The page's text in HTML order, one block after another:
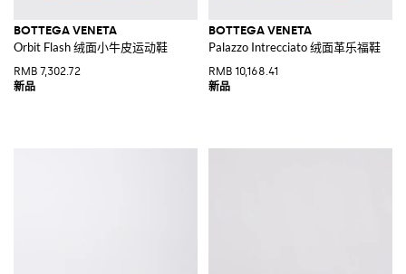
BOTTEGA VENETA
Orbit Flash 绒面小牛皮运动鞋
RMB 7,302.72
BOTTEGA VENETA
Palazzo Intrecciato 绒面革乐福鞋
RMB 10,168.41